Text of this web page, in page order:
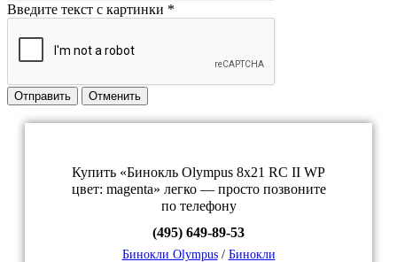
Введите текст с картинки *
Отправить Отменить
Купить «Бинокль Olympus 8x21 RC II WP
цвет: magenta» легко — просто позвоните
по телефону
(495) 649-89-53
Бинокли Olympus/ Бинокли